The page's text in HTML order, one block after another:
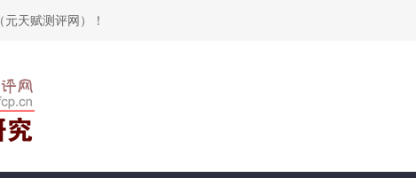
天赋测评网）！